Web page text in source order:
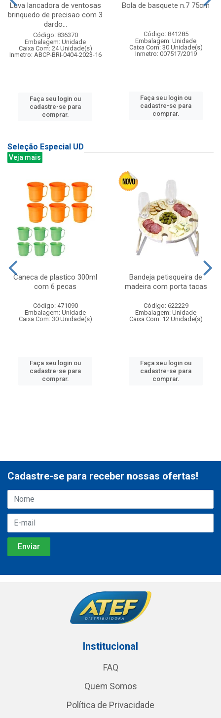
Luva lancadora de ventosas
brinquedo de precisao com 3
dardo...
Código: 836370
Embalagem: Unidade
Caixa Com: 24 Unidade(s)
Inmetro: ABCP-BRI-0404-2023-16
Faça seu login ou
cadastre-se para
comprar.
Bola de basquete n.7 75cm
Código: 841285
Embalagem: Unidade
Caixa Com: 30 Unidade(s)
Inmetro: 007517/2019
Faça seu login ou
cadastre-se para
comprar.
Seleção Especial UD
Veja mais
Caneca de plastico 300ml
com 6 pecas
Código: 471090
Embalagem: Unidade
Caixa Com: 30 Unidade(s)
Faça seu login ou
cadastre-se para
comprar.
Bandeja petisqueira de
madeira com porta tacas
Código: 622229
Embalagem: Unidade
Caixa Com: 12 Unidade(s)
Faça seu login ou
cadastre-se para
comprar.
Cadastre-se para receber nossas ofertas!
Institucional
FAQ
Quem Somos
Política de Privacidade